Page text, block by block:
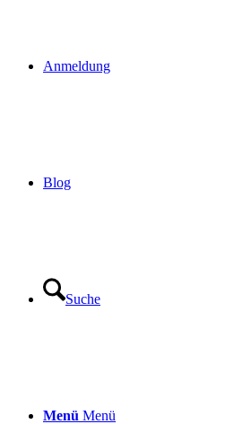
Anmeldung
Blog
Suche
Menü Menü